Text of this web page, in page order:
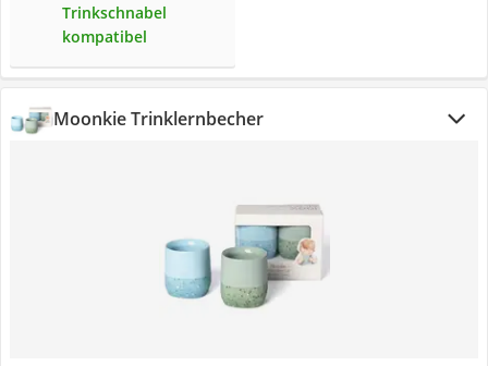
Trinkschnabel
kompatibel
Moonkie Trinklernbecher